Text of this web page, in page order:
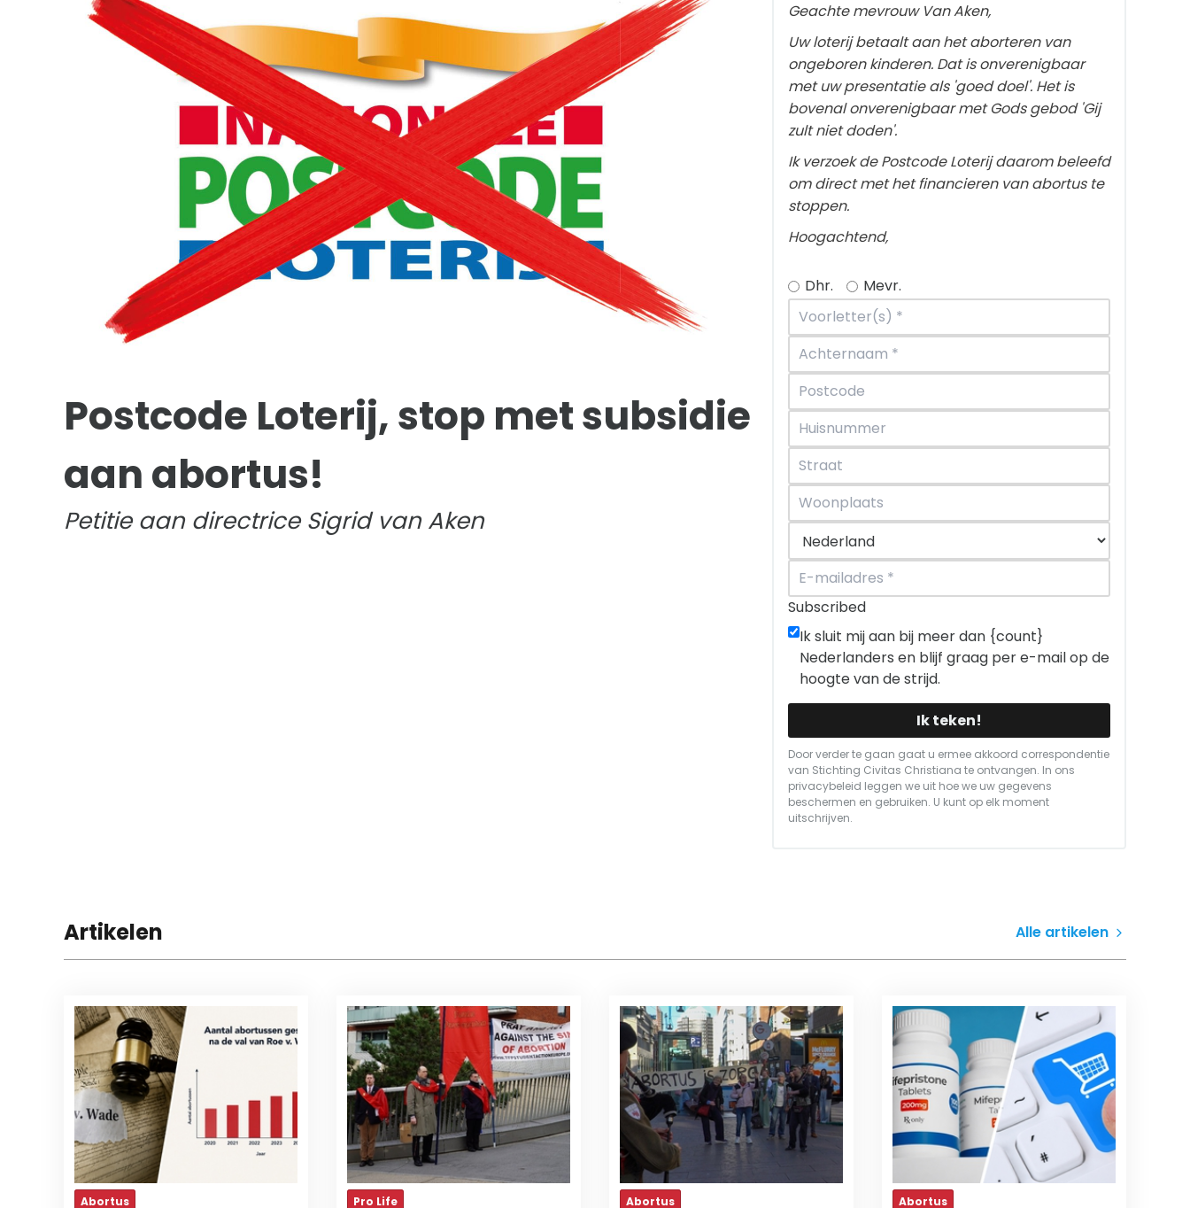
Postcode Loterij, stop met subsidie
aan abortus!
Petitie aan directrice Sigrid van Aken
Geachte mevrouw Van Aken,
Uw loterij betaalt aan het aborteren van
ongeboren kinderen. Dat is onverenigbaar
met uw presentatie als 'goed doel'. Het is
bovenal onverenigbaar met Gods gebod 'Gij
zult niet doden'.
Ik verzoek de Postcode Loterij daarom beleefd
om direct met het financieren van abortus te
stoppen.
Hoogachtend,
Dhr. Mevr.
Subscribed
Ik sluit mij aan bij meer dan {count}
Nederlanders en blijf graag per e-mail op de
hoogte van de strijd.
Ik teken!
Door verder te gaan gaat u ermee akkoord correspondentie
van Stichting Civitas Christiana te ontvangen. In ons
privacybeleid leggen we uit hoe we uw gegevens
beschermen en gebruiken. U kunt op elk moment
uitschrijven.
Artikelen Alle artikelen
Abortus
Pro Life
Abortus
Abortus